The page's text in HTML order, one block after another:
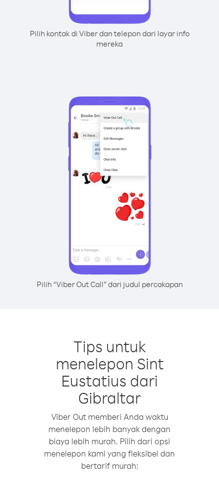
Pilih kontak di Viber dan telepon dari layar info
mereka
Pilih “Viber Out Call” dari judul percakapan
Tips untuk
menelepon Sint
Eustatius dari
Gibraltar
Viber Out memberi Anda waktu
menelepon lebih banyak dengan
biaya lebih murah. Pilih dari opsi
menelepon kami yang fleksibel dan
bertarif murah: